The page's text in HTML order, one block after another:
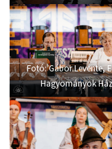
Fotó: Gábor Levente,
Hagyományok